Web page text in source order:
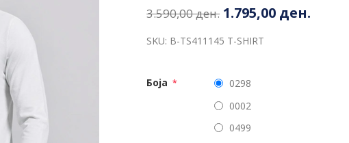
3.590,00 ден. 1.795,00 ден.
SKU: B-TS411145 T-SHIRT
Боја *
0298
0002
0499